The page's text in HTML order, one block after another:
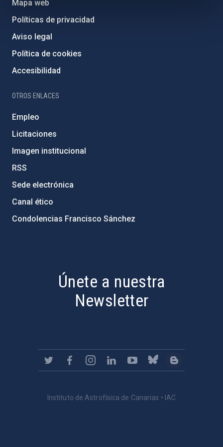
Mapa web
Políticas de privacidad
Aviso legal
Política de cookies
Accesibilidad
OTROS ENLACES
Empleo
Licitaciones
Imagen institucional
RSS
Sede electrónica
Canal ético
Condolencias Francisco Sánchez
Únete a nuestra
Newsletter
Instituto de Astrofísica de Canarias • IAC